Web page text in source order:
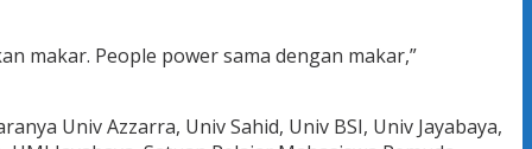
makar. People power sama dengan makar,”
Univ Azzarra, Univ Sahid, Univ BSI, Univ Jayabaya,